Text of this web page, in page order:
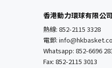
香港動力環球有限公司
熱線: 852-2115 3328
電郵:
Whatsapp: 852-6696
Fax: 852-2115 3013